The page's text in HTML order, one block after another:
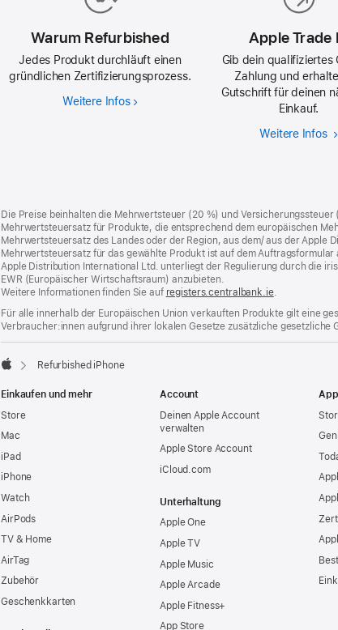
Warum Refurbished
Jedes Produkt durchläuft einen
gründlichen Zertifizierungsprozess.
Weitere InfosWarum
Apple Trade
Gib dein qualifiziertes
Zahlung und
Gutschrift für deinen
Einkauf.
Weitere Infos
Die Preise beinhalten die Mehrwertsteuer (20 %) und
Mehrwertsteuersatz für Produkte, die entsprechend dem europäischen
Mehrwertsteuersatz des Landes oder der Region, aus dem/ aus der
Mehrwertsteuersatz für das gewählte Produkt ist auf dem Auftragsformular
Apple Distribution International Ltd. unterliegt der Regulierung durch die
EWR (Europäischer Wirtschaftsraum) anzubieten.
Weitere Informationen finden Sie auf registers.centralbank.ie(Öffnet
neues
Fenster)
.
Für alle innerhalb der Europäischen Union verkauften Produkte gilt eine
Verbraucher:innen aufgrund ihrer lokalen Gesetze zusätzliche gesetzliche
Refurbished iPhone
Einkaufen und mehr
Store
Mac
iPad
iPhone
Watch
AirPods
TV & Home
AirTag
Zubehör
Geschenkkarten
Account
Deinen Apple Account
verwalten
Apple Store Account
iCloud.com
Unterhaltung
Apple One
Apple TV
Apple Music
Apple Arcade
Apple Fitness+
App Store